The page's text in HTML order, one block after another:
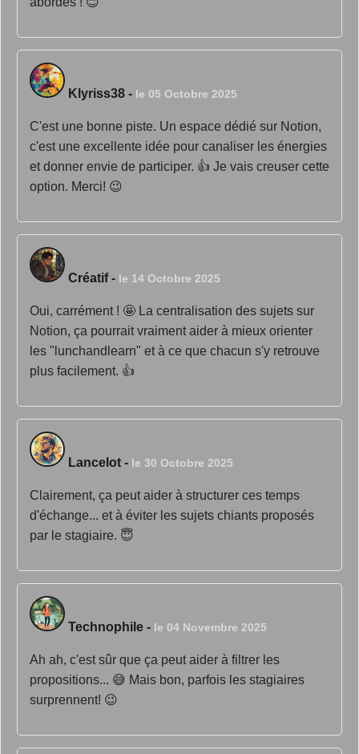
Klyriss38 - le 05 Octobre 2025
C'est une bonne piste. Un espace dédié sur Notion,
c'est une excellente idée pour canaliser les énergies
et donner envie de participer. 👍 Je vais creuser cette
option. Merci! 😉
Créatif- le 14 Octobre 2025
Oui, carrément ! 🤩 La centralisation des sujets sur
Notion, ça pourrait vraiment aider à mieux orienter
les "lunchandlearn" et à ce que chacun s'y retrouve
plus facilement. 👍
Lancelot - le 30 Octobre 2025
Clairement, ça peut aider à structurer ces temps
d'échange... et à éviter les sujets chiants proposés
par le stagiaire. 😇
Technophile - le 04 Novembre 2025
Ah ah, c'est sûr que ça peut aider à filtrer les
propositions... 😅 Mais bon, parfois les stagiaires
surprennent! 😉